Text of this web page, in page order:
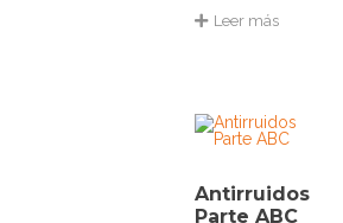
Leer más
Antirruidos
Parte ABC